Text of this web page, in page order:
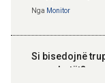
Nga Monitor
Si bisedojnë
me robotët?